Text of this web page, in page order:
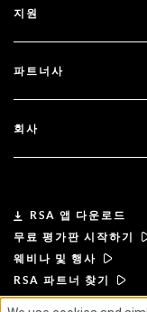
금융 서비스
블로그
문서
지원
고객 지원
파트너사
파트너 되기
회사
리더십
뉴스 및 언론
리소스
RSA 앱 다운로드
무료 평가판 시작하기
웨비나 및 행사
RSA 파트너 찾기